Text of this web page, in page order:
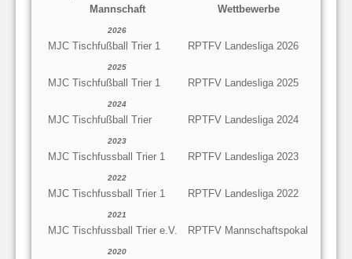
Mannschaft
Wettbewerbe
2026
MJC Tischfußball Trier 1 RPTFV Landesliga 2026
2025
MJC Tischfußball Trier 1 RPTFV Landesliga 2025
2024
MJC Tischfußball Trier RPTFV Landesliga 2024
2023
MJC Tischfussball Trier 1 RPTFV Landesliga 2023
2022
MJC Tischfussball Trier 1 RPTFV Landesliga 2022
2021
MJC Tischfussball Trier e.V. RPTFV Mannschaftspokal
2020